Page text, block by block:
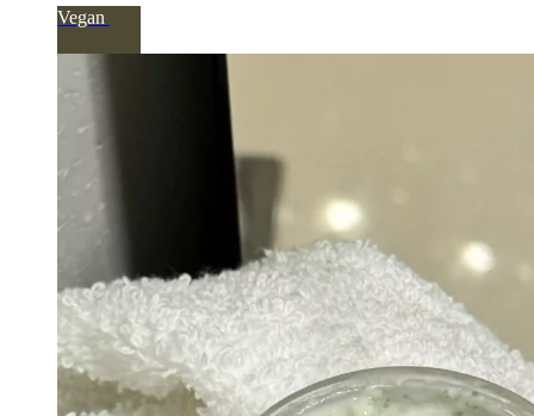
Vegan